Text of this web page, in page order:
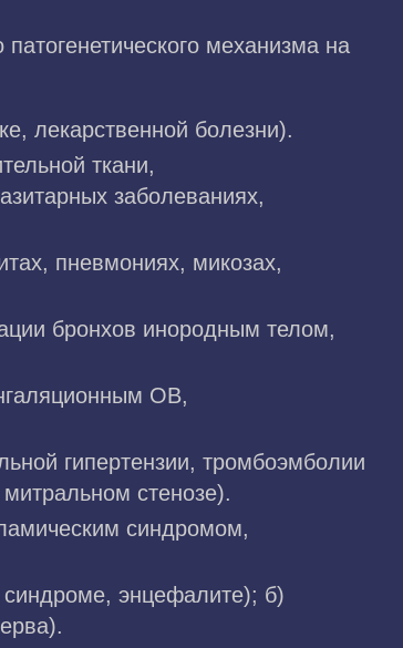
механизма на
лекарственной болезни).
ткани,
заболеваниях,
пневмониях, микозах,
бронхов инородным телом,
ОВ,
гипертензии, тромбоэмболии
стенозе).
синдромом,
синдроме, энцефалите); б)